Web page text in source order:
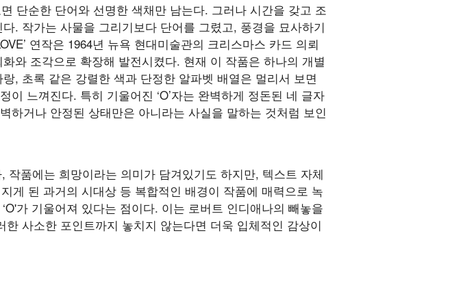
단순한 단어와 선명한 색채만 남는다. 그러나 시간을 갖고 조
. 작가는 사물을 그리기보다 단어를 그렸고, 풍경을 묘사하기
연작은 1964년 뉴욕 현대미술관의 크리스마스 카드 의뢰
와 조각으로 확장해 발전시켰다. 현재 이 작품은 하나의 개별
, 초록 같은 강렬한 색과 단정한 알파벳 배열은 멀리서 보면
느껴진다. 특히 기울어진 ‘O’자는 완벽하게 정돈된 네 글자
하거나 안정된 상태만은 아니라는 사실을 말하는 것처럼 보인
, 작품에는 희망이라는 의미가 담겨있기도 하지만, 텍스트 자체
게 된 과거의 시대상 등 복합적인 배경이 작품에 매력으로 녹
가 기울어져 있다는 점이다. 이는 로버트 인디애나의 빼놓을
사소한 포인트까지 놓치지 않는다면 더욱 입체적인 감상이